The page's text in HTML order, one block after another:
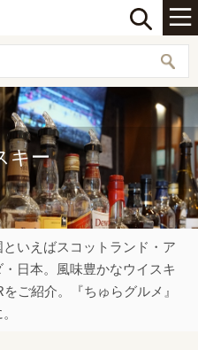
キー
いえばスコットランド・ア
日本。風味豊かなウイスキ
ご紹介。『ちゅらグルメ』